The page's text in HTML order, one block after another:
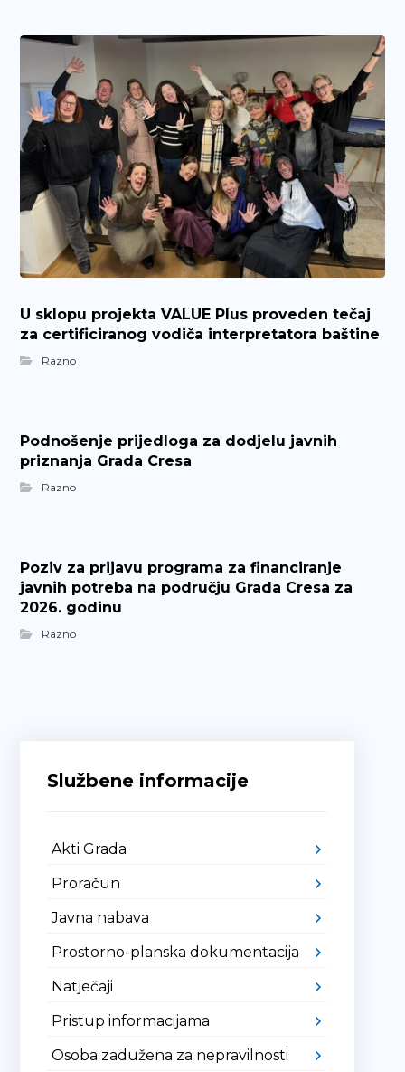
U sklopu projekta VALUE Plus proveden tečaj
za certificiranog vodiča interpretatora baštine
Razno
Podnošenje prijedloga za dodjelu javnih
priznanja Grada Cresa
Razno
Poziv za prijavu programa za financiranje
javnih potreba na području Grada Cresa za
2026. godinu
Razno
Službene informacije
Akti Grada
Proračun
Javna nabava
Prostorno-planska dokumentacija
Natječaji
Pristup informacijama
Osoba zadužena za nepravilnosti